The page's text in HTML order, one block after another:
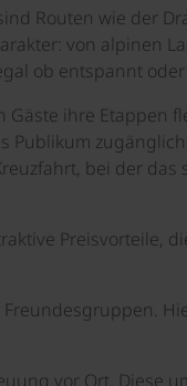
Routen wie der
von alpinen
ob entspannt
ihre Etappen
Publikum
bei der
Preisvorteile,
vor Ort. Diese